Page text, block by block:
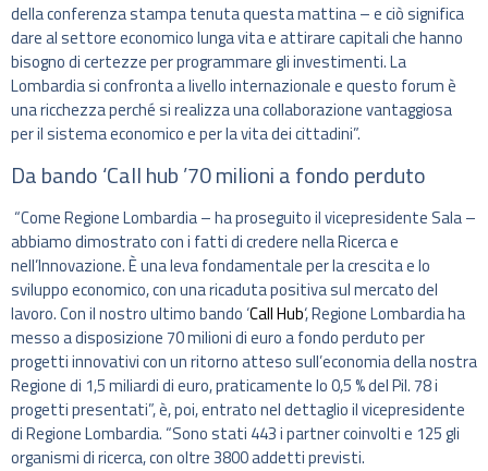
della conferenza stampa tenuta questa mattina – e ciò significa
dare al settore economico lunga vita e attirare capitali che hanno
bisogno di certezze per programmare gli investimenti. La
Lombardia si confronta a livello internazionale e questo forum è
una ricchezza perché si realizza una collaborazione vantaggiosa
per il sistema economico e per la vita dei cittadini”.
Da bando ‘Call hub ’70 milioni a fondo perduto
“Come Regione Lombardia – ha proseguito il vicepresidente Sala –
abbiamo dimostrato con i fatti di credere nella Ricerca e
nell’Innovazione. È una leva fondamentale per la crescita e lo
sviluppo economico, con una ricaduta positiva sul mercato del
lavoro. Con il nostro ultimo bando ‘Call Hub‘, Regione Lombardia ha
messo a disposizione 70 milioni di euro a fondo perduto per
progetti innovativi con un ritorno atteso sull’economia della nostra
Regione di 1,5 miliardi di euro, praticamente lo 0,5 % del Pil. 78 i
progetti presentati”, è, poi, entrato nel dettaglio il vicepresidente
di Regione Lombardia. “Sono stati 443 i partner coinvolti e 125 gli
organismi di ricerca, con oltre 3800 addetti previsti.